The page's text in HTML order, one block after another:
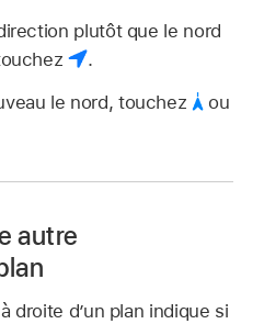
plutôt que le nord
.
le nord, touchez
ou
autre
droite d’un plan indique si